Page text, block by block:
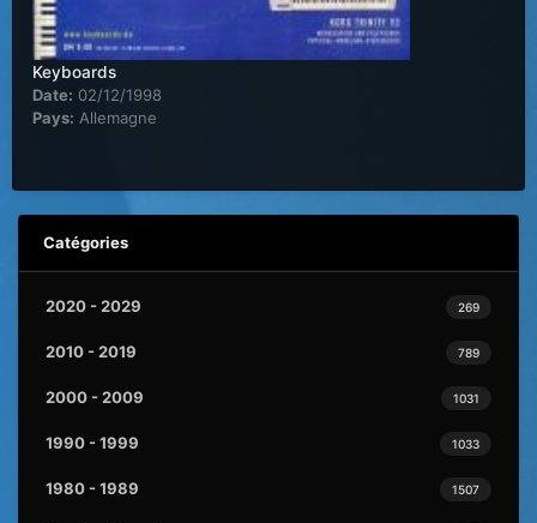
Keyboards
Date: 02/12/1998
Pays: Allemagne
Catégories
269
2020 - 2029
789
2010 - 2019
1031
2000 - 2009
1033
1990 - 1999
1507
1980 - 1989